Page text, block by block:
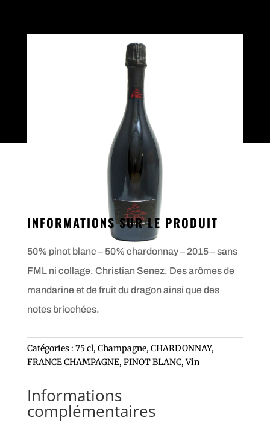
INFORMATIONS SUR LE PRODUIT
50% pinot blanc – 50% chardonnay – 2015 – sans
FML ni collage. Christian Senez. Des arômes de
mandarine et de fruit du dragon ainsi que des
notes briochées.
Catégories : 75 cl, Champagne, CHARDONNAY,
FRANCE CHAMPAGNE, PINOT BLANC,Vin
Informations
complémentaires